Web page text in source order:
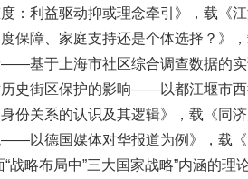
：利益驱动抑或理念牵引》，载《
保障、家庭支持还是个体选择？》
基于上海市社区综合调查数据的
史街区保护的影响——以都江堰市
份关系的认识及其逻辑》，载《同
以德国媒体对华报道为例》，载
战略布局中”三大国家战略”内涵的